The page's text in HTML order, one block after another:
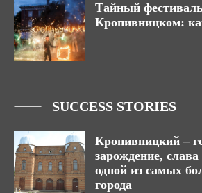
Тайный
Кропивницком:
SUCCESS STORIES
Кропивницкий –
зарождение,
одной из самых
города